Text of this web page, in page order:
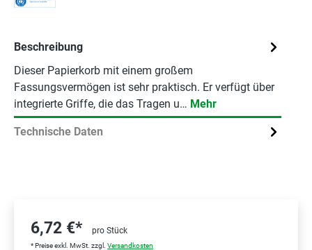
Beschreibung
Dieser Papierkorb mit einem großem
Fassungsvermögen ist sehr praktisch. Er verfügt über
integrierte Griffe, die das Tragen u… Mehr
Technische Daten
6,72 €* pro Stück
* Preise exkl. MwSt. zzgl. Versandkosten